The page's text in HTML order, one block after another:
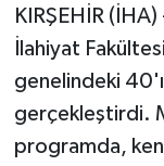
KIRŞEHİR
İlahiyat
genelindeki
gerçekleştirdi.
programda,